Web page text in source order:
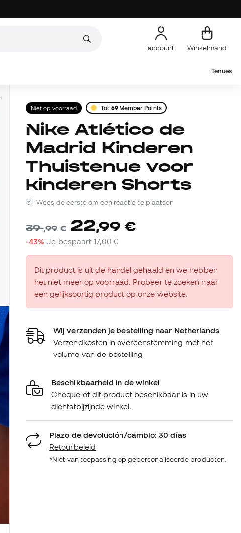
account Winkelmand
Tenues
Niet op voorraad Tot 69Member Points
Nike Atlético de
Madrid Kinderen
Thuistenue voor
kinderen Shorts
Wees de eerste om een reactie te plaatsen
39,99 € 22,99 €
-43% Je bespaart17,00 €
Dit product is uit de handel gehaald en we hebben
het niet meer op voorraad. Probeer te zoeken naar
een gelijksoortig product op onze website.
Wij verzenden je bestelling naar Netherlands
Verzendkosten in overeenstemming met het
volume van de bestelling
Beschikbaarheid in de winkel
Cheque of dit product beschikbaar is in uw
dichtstbijzijnde winkel.
Plazo de devolución/cambio: 30 días
Retourbeleid
*Niet van toepassing op gepersonaliseerde producten.